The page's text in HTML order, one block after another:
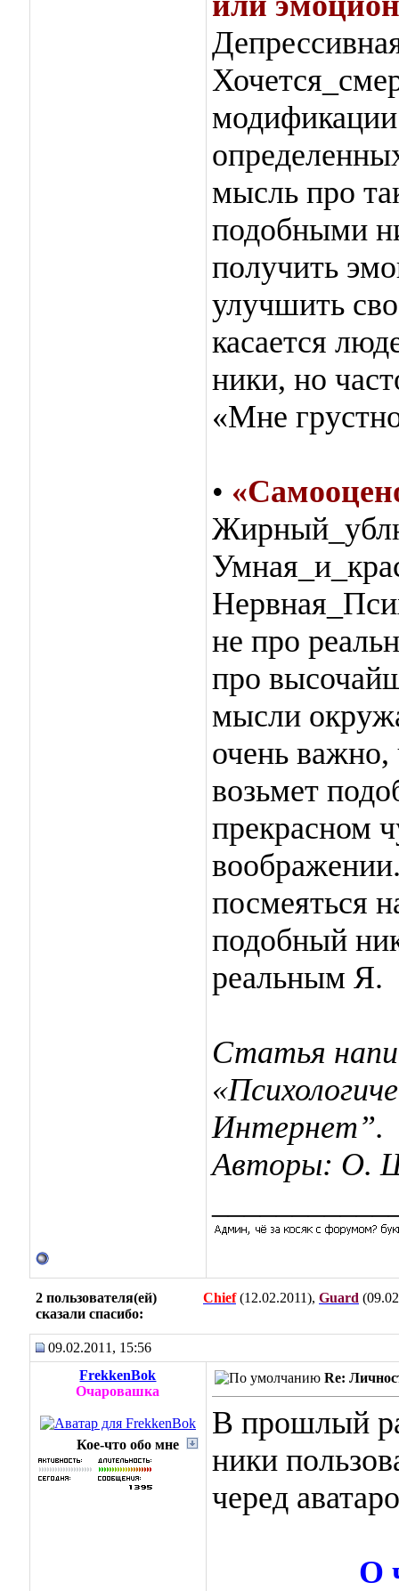
мысль про
подобными
получить
улучшить
касается
ники, но
«Мне
•
не про
про
мысли
очень
возьмет
прекрасном
посмеяться
подобный
реальным Я.
Статья
Интернет”.
Авторы: О.
2 пользователя(ей)
сказали cпасибо:
Chief(12.02.2011), Guard
09.02.2011, 15:56
FrekkenBok
Очаровашка
Кое-что обо мне
Re:
В прошлый
ники
черед
О